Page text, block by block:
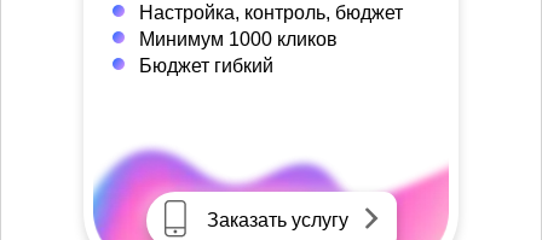
Настройка, контроль, бюджет
Минимум 1000 кликов
Бюджет гибкий
Заказать услугу